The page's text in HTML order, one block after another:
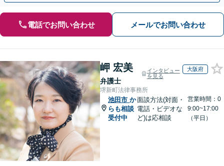
電話でお問い合わせ メールでお問い合わせ
岬 宏美
弁護士
インタビュー
を見る
大阪府
堺新町法律事務所
池田市 か
らも相談
受付中
面談方法(対面・
電話・ビデオな
ど)は応相談
営業時間：0
9:00~17:00
（平日）